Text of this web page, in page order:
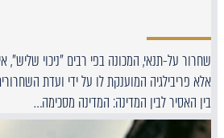
שחרור על-תנאי, המכונה בפי רבים "ניכוי שליש",
אלא פריבילגיה המוענקת לו על ידי ועדת
בין האסיר לבין המדינה: המדינה מסכימה…